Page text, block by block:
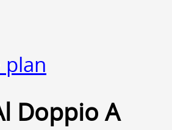
plan
Doppio A